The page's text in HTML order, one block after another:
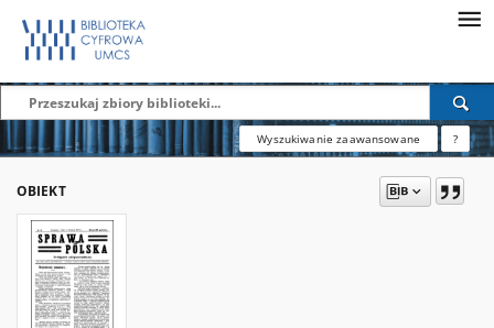
Wyszukiwanie zaawansowane ?
OBIEKT